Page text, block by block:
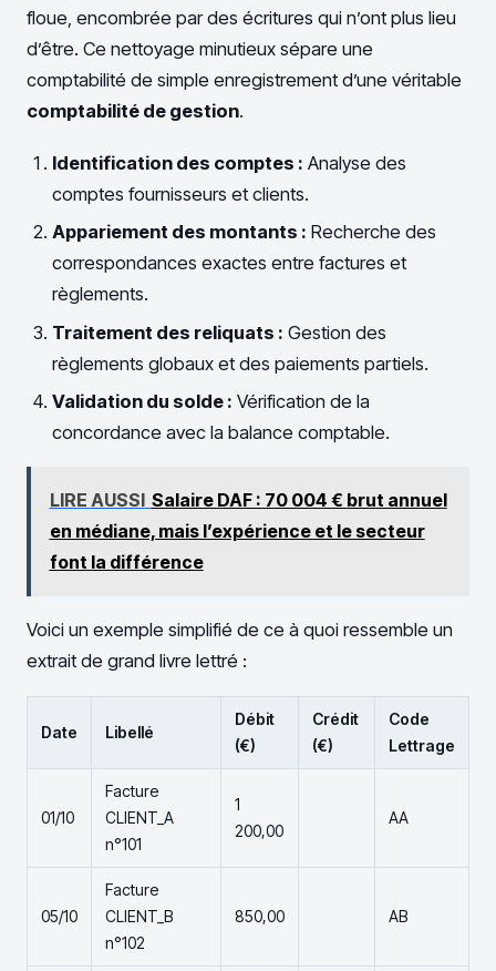
floue, encombrée par des écritures qui n’ont plus lieu
d’être. Ce nettoyage minutieux sépare une
comptabilité de simple enregistrement d’une véritable
comptabilité de gestion.
Identification des comptes : Analyse des
comptes fournisseurs et clients.
Appariement des montants : Recherche des
correspondances exactes entre factures et
règlements.
Traitement des reliquats : Gestion des
règlements globaux et des paiements partiels.
Validation du solde : Vérification de la
concordance avec la balance comptable.
LIRE AUSSI Salaire DAF : 70 004 € brut annuel
en médiane, mais l’expérience et le secteur
font la différence
Voici un exemple simplifié de ce à quoi ressemble un
extrait de grand livre lettré :
Date Libellé
Débit
(€)
Crédit
(€)
Code
Lettrage
01/10
Facture
CLIENT_A
n°101
1
200,00
AA
05/10
Facture
CLIENT_B
n°102
850,00 AB